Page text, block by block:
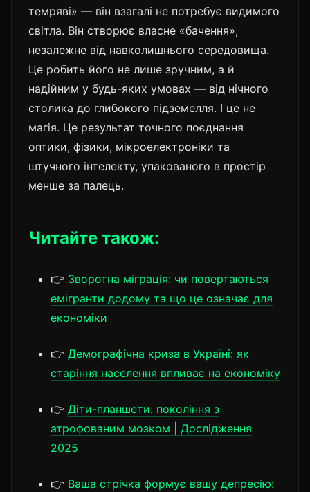
темряві» — він взагалі не потребує видимого
світла. Він створює власне «бачення»,
незалежне від навколишнього середовища.
Це робить його не лише зручним, а й
надійним у будь-яких умовах — від нічного
столика до глибокого підземелля. І це не
магія. Це результат точного поєднання
оптики, фізики, мікроелектроніки та
штучного інтелекту, упакованого в простір
менше за палець.
Читайте також:
👉 Зворотна міграція: чи повертаються
емігранти додому та що це означає для
економіки
👉 Демографічна криза в Україні: як
старіння населення впливає на економіку
👉 Діти-планшети: покоління з
атрофованим мозком | Дослідження
2025
👉 Ваша стрічка формує вашу депресію: